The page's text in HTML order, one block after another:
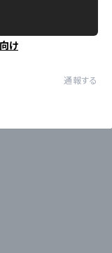
け
通報する